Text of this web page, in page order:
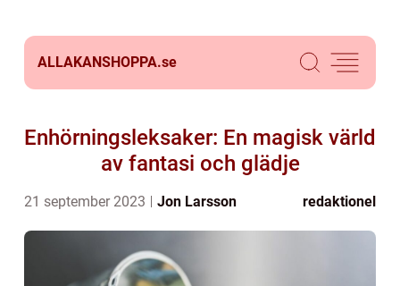
ALLAKANSHOPPA.se
Enhörningsleksaker: En magisk värld
av fantasi och glädje
21 september 2023 Jon Larsson redaktionel